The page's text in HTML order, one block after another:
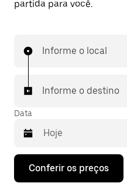
partida para você.
Informe o local
Informe o destino
Data
Pressione
Conferir os preços